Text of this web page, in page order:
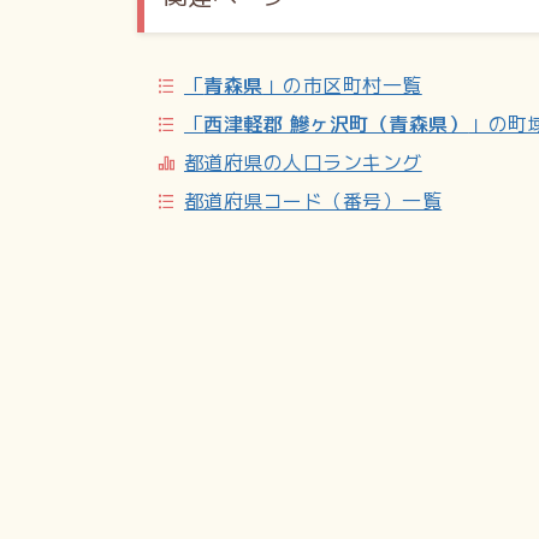
「青森県 」の市区町村一覧
「西津軽郡 鰺ヶ沢町（青森県）
」の町
都道府県の人口ランキング
都道府県コード（番号）一覧